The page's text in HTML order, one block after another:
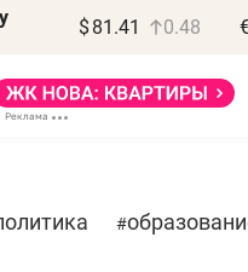
$ 81.41 0.48
#